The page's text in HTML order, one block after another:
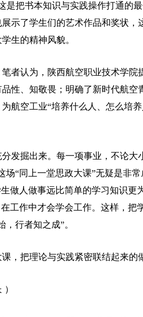
把书本知识与实践操作打通的
示了学生们的艺术作品和奖状，
生的精神风貌。
者认为，陕西航空职业技术学院
性、知敬畏；明确了新时代航空
航空工业“培养什么人、怎么培
发掘出来。每一项事业，不论大
“同上一堂思政大课”无疑是非常
做人做事远比简单的学习知识更
工作中才会学会工作。这样，把
行者知之成”。
，把理论与实践紧密联结起来的